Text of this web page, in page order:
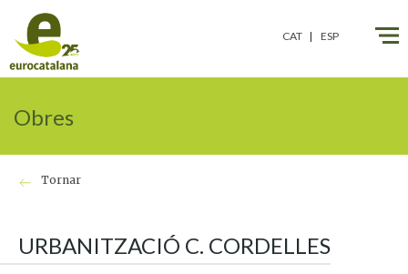
Obres
Tornar
URBANITZACIÓ C. CORDELLES
CAT ESP